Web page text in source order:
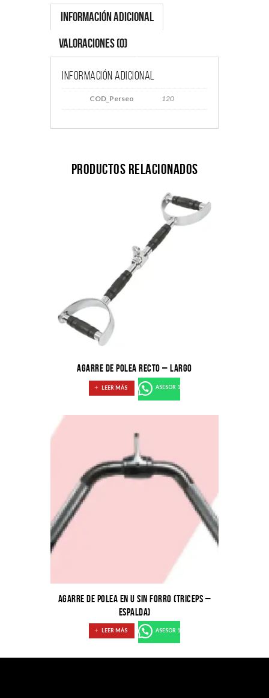
Información adicional
Valoraciones (0)
Información adicional
COD_Perseo 120
Productos relacionados
AGARRE DE POLEA RECTO – LARGO
LEER MÁS ASESOR 1
AGARRE DE POLEA EN U SIN FORRO (TRICEPS –
ESPALDA)
LEER MÁS ASESOR 1